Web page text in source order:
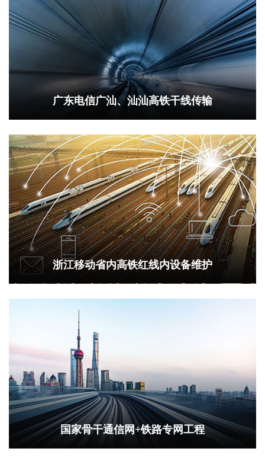
广东电信广汕、汕汕高铁干线传输
浙江移动省内高铁红线内设备维护
国家骨干通信网+铁路专网工程